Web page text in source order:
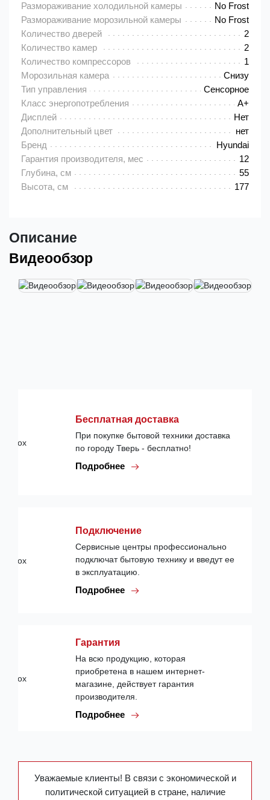
Размораживание холодильной камеры
No Frost
Размораживание морозильной камеры
No Frost
Количество дверей
2
Количество камер
2
Количество компрессоров
1
Морозильная камера
Снизу
Тип управления
Сенсорное
Класс энергопотребления
A+
Дисплей
Нет
Дополнительный цвет
нет
Бренд
Hyundai
Гарантия производителя, мес
12
Глубина, см
55
Высота, см
177
Описание
Видеообзор
Бесплатная доставка
При покупке бытовой техники доставка
по городу Тверь - бесплатно!
Подробнее
Подключение
Сервисные центры профессионально
подключат бытовую технику и введут ее
в эксплуатацию.
Подробнее
Гарантия
На всю продукцию, которая
приобретена в нашем интернет-
магазине, действует гарантия
производителя.
Подробнее
Уважаемые клиенты! В связи с экономической и
политической ситуацией в стране, наличие